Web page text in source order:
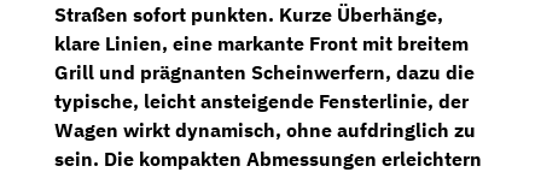
Straßen sofort punkten. Kurze Überhänge,
klare Linien, eine markante Front mit breitem
Grill und prägnanten Scheinwerfern, dazu die
typische, leicht ansteigende Fensterlinie, der
Wagen wirkt dynamisch, ohne aufdringlich zu
sein. Die kompakten Abmessungen erleichtern